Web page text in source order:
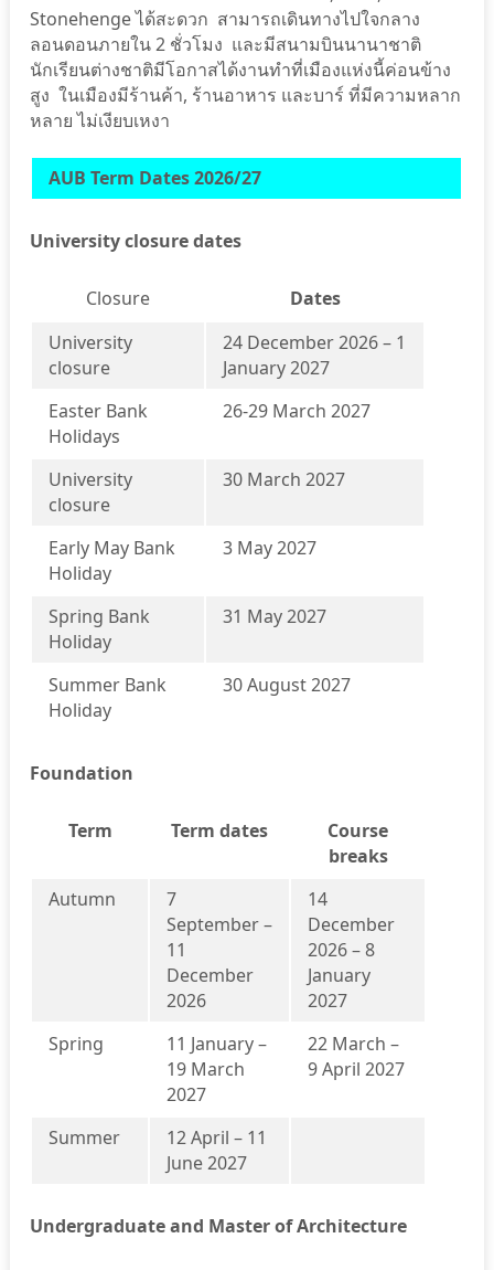
Stonehenge ได้สะดวก สามารถเดินทางไปใจกลาง
ลอนดอนภายใน 2 ชั่วโมง และมีสนามบินนานาชาติ
นักเรียนต่างชาติมีโอกาสได้งานทำที่เมืองแห่งนี้ค่อนข้าง
สูง ในเมืองมีร้านค้า, ร้านอาหาร และบาร์ ที่มีความหลาก
หลาย ไม่เงียบเหงา
AUB Term Dates 2026/27
University closure dates
Closure
Dates
University
closure
24 December 2026 – 1
January 2027
Easter Bank
Holidays
26-29 March 2027
University
closure
30 March 2027
Early May Bank
Holiday
3 May 2027
Spring Bank
Holiday
31 May 2027
Summer Bank
Holiday
30 August 2027
Foundation
Term Term dates
Course
breaks
Autumn
7
September –
11
December
2026
14
December
2026 – 8
January
2027
Spring
11 January –
19 March
2027
22 March –
9 April 2027
Summer
12 April – 11
June 2027
Undergraduate and Master of Architecture